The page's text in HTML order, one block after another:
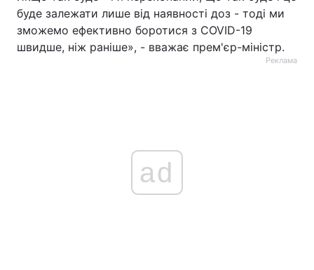
буде залежати лише від наявності доз - тоді ми
зможемо ефективно боротися з COVID-19
швидше, ніж раніше», - вважає прем'єр-міністр.
Реклама
ad